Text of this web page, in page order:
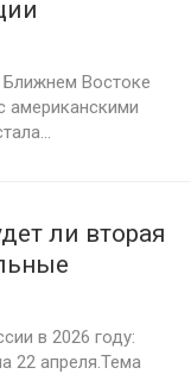
Востоке
американскими
ли вторая
22 апреля
в 2026 году:
22 апреля.Тема